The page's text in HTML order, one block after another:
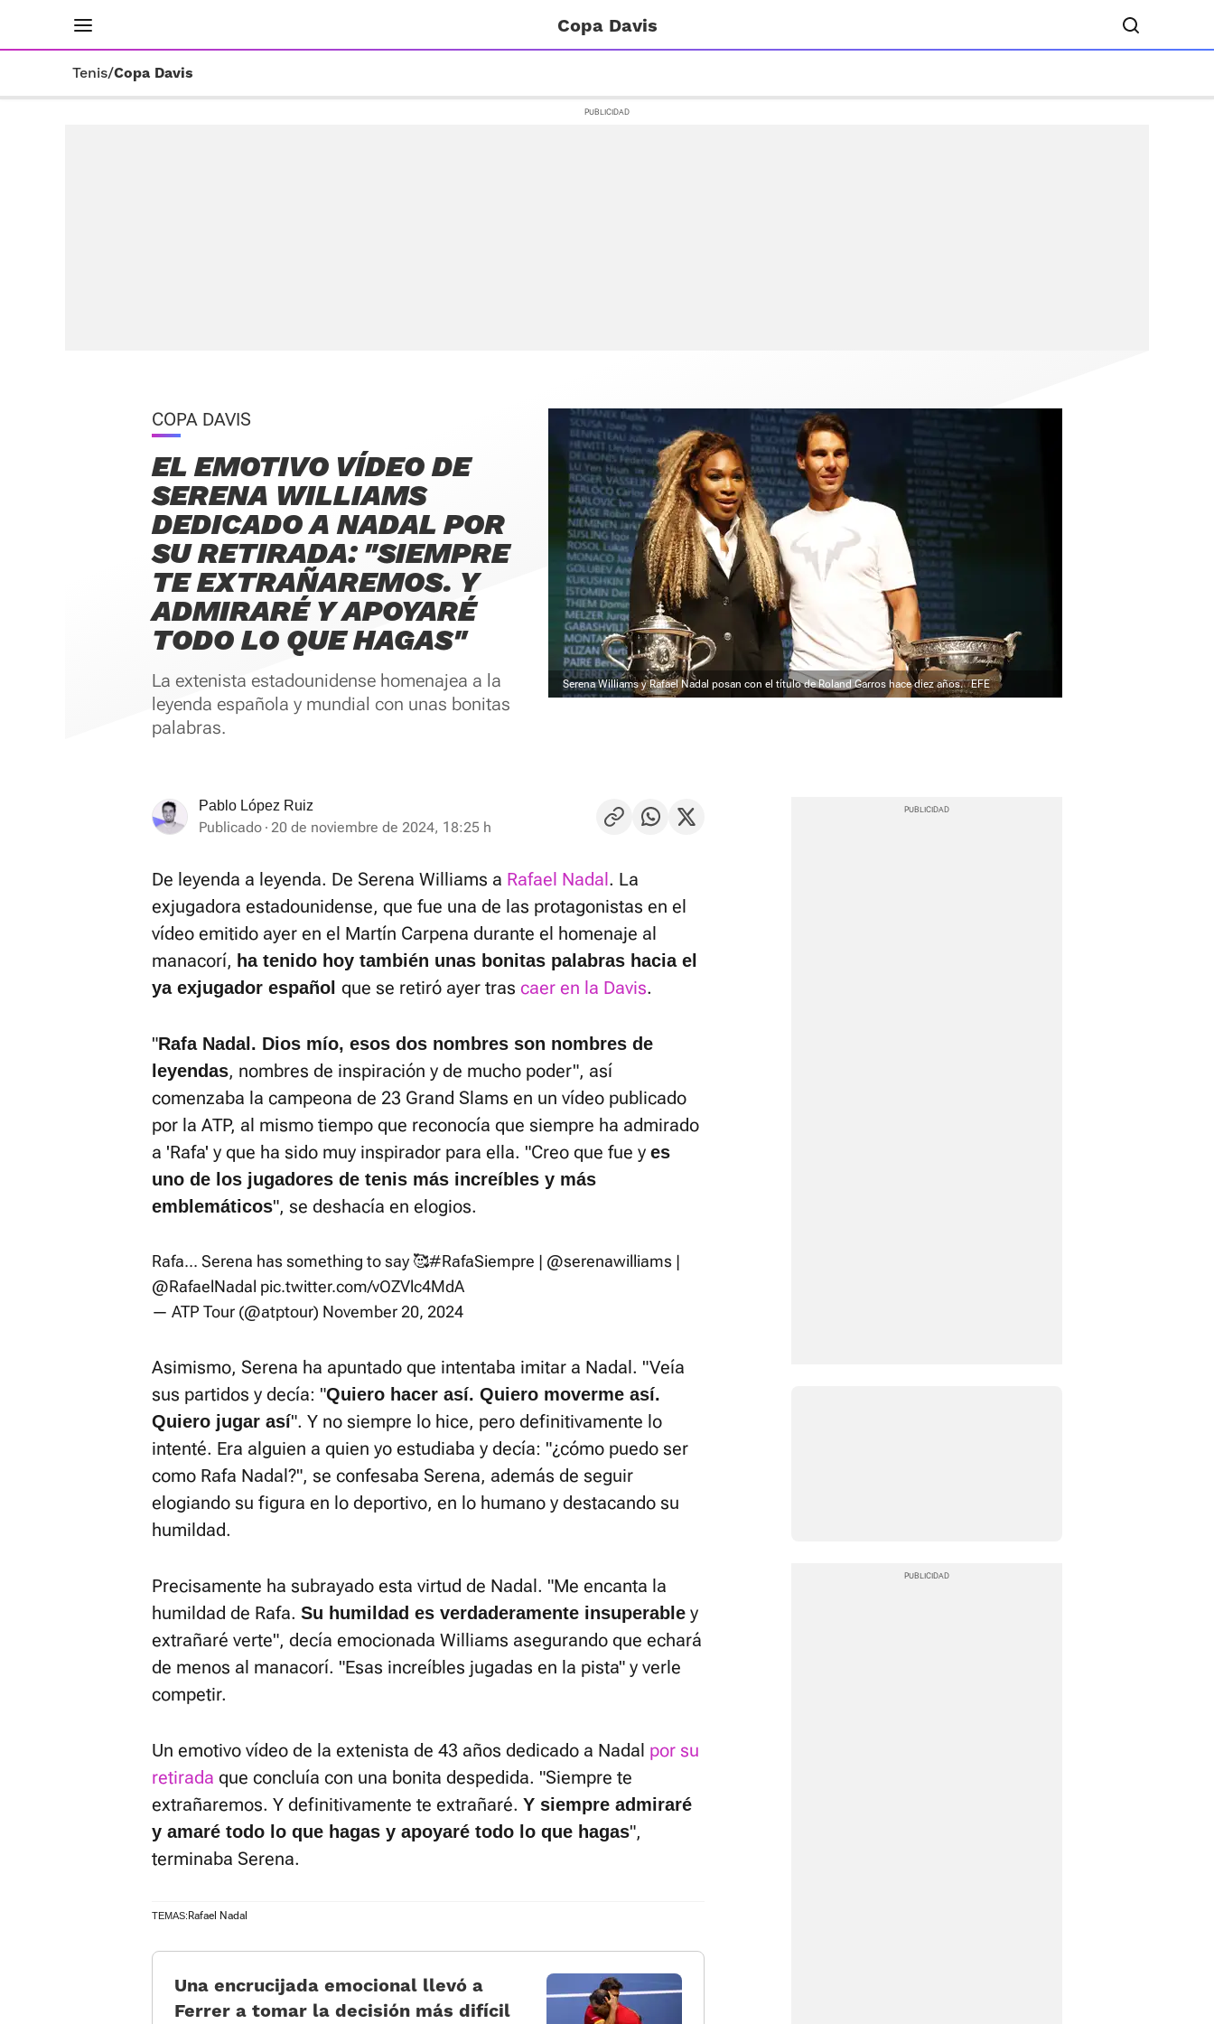
Copa Davis
Tenis/Copa Davis
COPA DAVIS
EL EMOTIVO VÍDEO DE
SERENA WILLIAMS
DEDICADO A NADAL POR
SU RETIRADA: "SIEMPRE
TE EXTRAÑAREMOS. Y
ADMIRARÉ Y APOYARÉ
TODO LO QUE HAGAS"
La extenista estadounidense homenajea a la
leyenda española y mundial con unas bonitas
palabras.
Serena Williams y Rafael Nadal posan con el título de Roland Garros hace diez años. EFE
Pablo López Ruiz
Publicado 20 de noviembre de 2024, 18:25 h
De leyenda a leyenda. De Serena Williams a Rafael Nadal. La
exjugadora estadounidense, que fue una de las protagonistas en el
vídeo emitido ayer en el Martín Carpena durante el homenaje al
manacorí, ha tenido hoy también unas bonitas palabras hacia el
ya exjugador español que se retiró ayer tras caer en la Davis.
"Rafa Nadal. Dios mío, esos dos nombres son nombres de
leyendas, nombres de inspiración y de mucho poder", así
comenzaba la campeona de 23 Grand Slams en un vídeo publicado
por la ATP, al mismo tiempo que reconocía que siempre ha admirado
a 'Rafa' y que ha sido muy inspirador para ella. "Creo que fue y es
uno de los jugadores de tenis más increíbles y más
emblemáticos", se deshacía en elogios.
Rafa... Serena has something to say 🥰#RafaSiempre | @serenawilliams |
@RafaelNadal pic.twitter.com/vOZVlc4MdA
— ATP Tour (@atptour) November 20, 2024
Asimismo, Serena ha apuntado que intentaba imitar a Nadal. "Veía
sus partidos y decía: "Quiero hacer así. Quiero moverme así.
Quiero jugar así". Y no siempre lo hice, pero definitivamente lo
intenté. Era alguien a quien yo estudiaba y decía: "¿cómo puedo ser
como Rafa Nadal?", se confesaba Serena, además de seguir
elogiando su figura en lo deportivo, en lo humano y destacando su
humildad.
Precisamente ha subrayado esta virtud de Nadal. "Me encanta la
humildad de Rafa. Su humildad es verdaderamente insuperable y
extrañaré verte", decía emocionada Williams asegurando que echará
de menos al manacorí. "Esas increíbles jugadas en la pista" y verle
competir.
Un emotivo vídeo de la extenista de 43 años dedicado a Nadal por su
retirada que concluía con una bonita despedida. "Siempre te
extrañaremos. Y definitivamente te extrañaré. Y siempre admiraré
y amaré todo lo que hagas y apoyaré todo lo que hagas",
terminaba Serena.
TEMAS: Rafael Nadal
Una encrucijada emocional llevó a
Ferrer a tomar la decisión más difícil